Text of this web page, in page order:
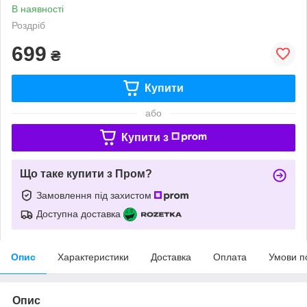
В наявності
Роздріб
699 ₴
Купити
або
Купити з
Що таке купити з Пром?
Замовлення під захистом
Доступна доставка
Опис Характеристики Доставка Оплата Умови
Опис